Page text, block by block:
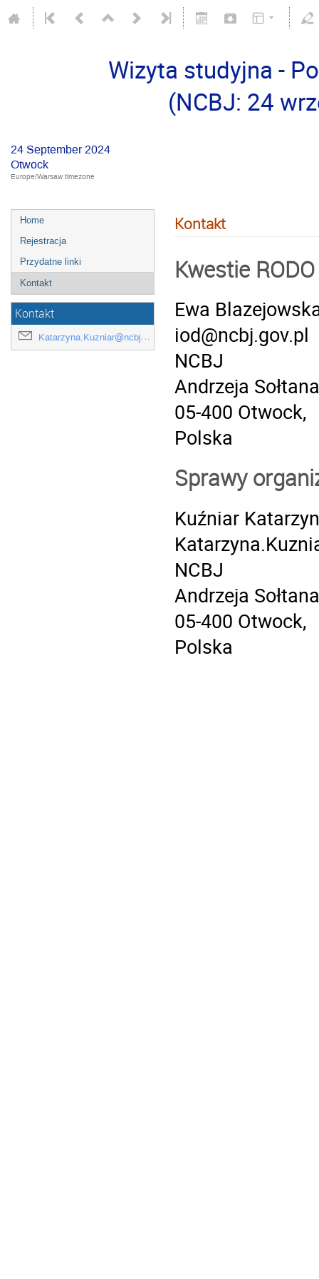
Wizyta studyjna -
(NCBJ: 24
24 September 2024
Otwock
Europe/Warsaw timezone
Home
Rejestracja
Przydatne linki
Kontakt
Kontakt
Katarzyna.Kuzniar@ncbj.gov.pl
Kontakt
Kwestie RODO
Ewa
iod@ncbj.gov.pl
NCBJ
Andrzeja
05-400 Otwock,
Polska
Sprawy
Kuźniar
NCBJ
Andrzeja
05-400 Otwock,
Polska